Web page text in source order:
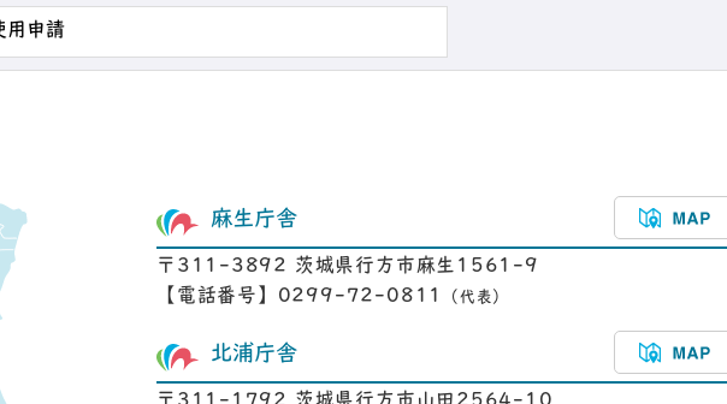
用申請
麻生庁舎
〒311-3892 茨城県行方市麻生1561-9
【電話番号】0299-72-0811
（代表）
北浦庁舎